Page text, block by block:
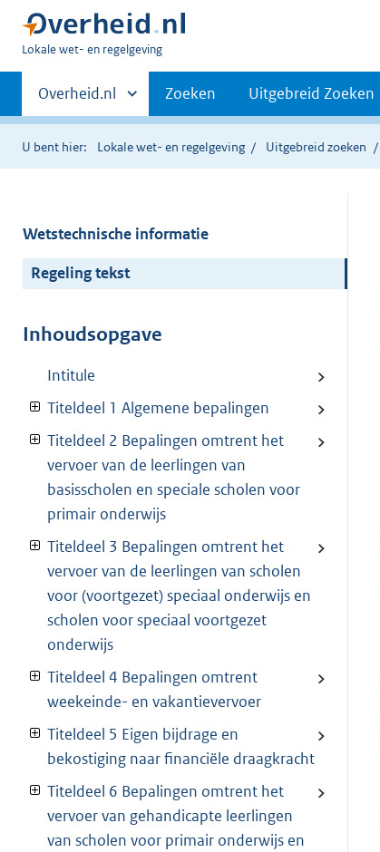
U
hier:
Lokale wet- en regelgeving
Primaire
navigatie
Andere
sites
binnen
Overheid.nl Zoeken Uitgebreid Zoeken
U bent hier: Lokale wet- en regelgeving Uitgebreid zoeken
Wetstechnische informatie
Regeling tekst
Inhoudsopgave
Intitule
Titeldeel 1 Algemene bepalingen
Titeldeel 2 Bepalingen omtrent het
vervoer van de leerlingen van
basisscholen en speciale scholen voor
primair onderwijs
Titeldeel 3 Bepalingen omtrent het
vervoer van de leerlingen van scholen
voor (voortgezet) speciaal onderwijs en
scholen voor speciaal voortgezet
onderwijs
Titeldeel 4 Bepalingen omtrent
weekeinde- en vakantievervoer
Titeldeel 5 Eigen bijdrage en
bekostiging naar financiële draagkracht
Titeldeel 6 Bepalingen omtrent het
vervoer van gehandicapte leerlingen
van scholen voor primair onderwijs en